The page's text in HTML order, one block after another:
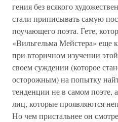
гения без всякого
стали приписывать самую
поучающего поэта. Гете,
«Вильгельма Мейстера» еще
при вторичном изучении
своем суждении (которое
осторожным) на попытку
тенденции не в самом поэте,
лиц, которые проявляются
Но чем пристальнее он